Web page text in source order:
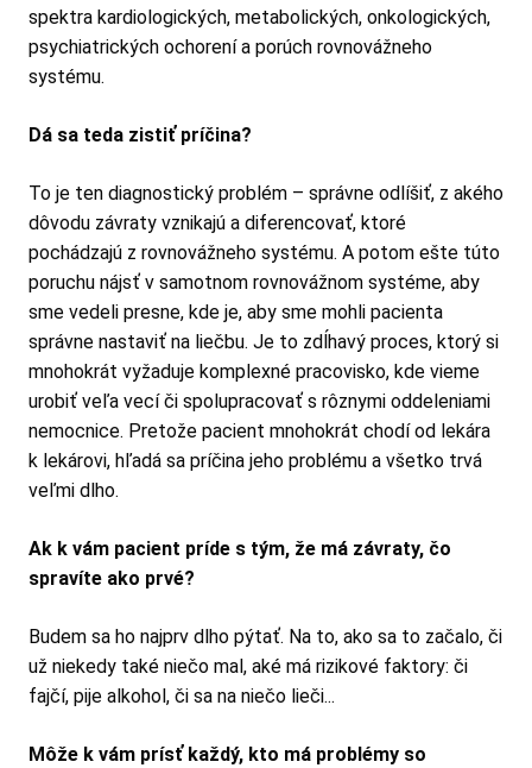
spektra kardiologických, metabolických, onkologických,
psychiatrických ochorení a porúch rovnovážneho
systému.
Dá sa teda zistiť príčina?
To je ten diagnostický problém – správne odlíšiť, z akého
dôvodu závraty vznikajú a diferencovať, ktoré
pochádzajú z rovnovážneho systému. A potom ešte túto
poruchu nájsť v samotnom rovnovážnom systéme, aby
sme vedeli presne, kde je, aby sme mohli pacienta
správne nastaviť na liečbu. Je to zdĺhavý proces, ktorý si
mnohokrát vyžaduje komplexné pracovisko, kde vieme
urobiť veľa vecí či spolupracovať s rôznymi oddeleniami
nemocnice. Pretože pacient mnohokrát chodí od lekára
k lekárovi, hľadá sa príčina jeho problému a všetko trvá
veľmi dlho.
Ak k vám pacient príde s tým, že má závraty, čo
spravíte ako prvé?
Budem sa ho najprv dlho pýtať. Na to, ako sa to začalo, či
už niekedy také niečo mal, aké má rizikové faktory: či
fajčí, pije alkohol, či sa na niečo lieči...
Môže k vám prísť každý, kto má problémy so